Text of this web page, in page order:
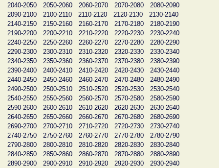
2040-2050
2050-2060 2060-2070 2070-2080
2080-2090
2090-2100
2100-2110 2110-2120 2120-2130
2130-2140
2140-2150
2150-2160 2160-2170 2170-2180
2180-2190
2190-2200
2200-2210 2210-2220 2220-2230
2230-2240
2240-2250
2250-2260 2260-2270 2270-2280
2280-2290
2290-2300
2300-2310 2310-2320 2320-2330
2330-2340
2340-2350
2350-2360 2360-2370 2370-2380
2380-2390
2390-2400
2400-2410 2410-2420 2420-2430
2430-2440
2440-2450
2450-2460 2460-2470 2470-2480
2480-2490
2490-2500
2500-2510 2510-2520 2520-2530
2530-2540
2540-2550
2550-2560 2560-2570 2570-2580
2580-2590
2590-2600
2600-2610 2610-2620 2620-2630
2630-2640
2640-2650
2650-2660 2660-2670 2670-2680
2680-2690
2690-2700
2700-2710 2710-2720 2720-2730
2730-2740
2740-2750
2750-2760 2760-2770 2770-2780
2780-2790
2790-2800
2800-2810 2810-2820 2820-2830
2830-2840
2840-2850
2850-2860 2860-2870 2870-2880
2880-2890
2890-2900
2900-2910 2910-2920 2920-2930
2930-2940